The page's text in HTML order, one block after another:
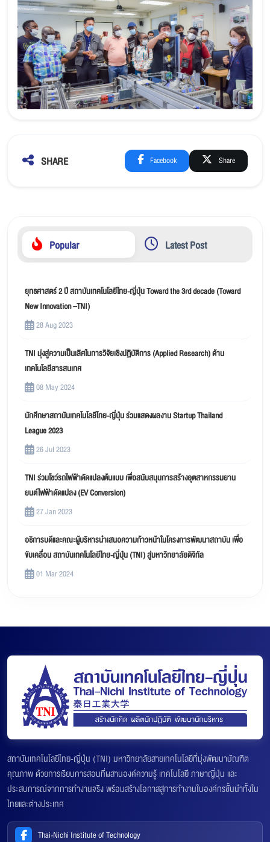
SHARE Facebook Share
Popular Latest Post
ยุทธศาสตร์ 2 ปี สถาบันเทคโนโลยีไทย-ญี่ปุ่น Toward the 3rd decade (Toward
New Innovation –TNI)
28 Aug 2023
TNI มุ่งสู่ความเป็นเลิศในการวิจัยเชิงปฏิบัติการ (Applied Research) ด้าน
เทคโนโลยีสารสนเทศ
08 May 2024
นักศึกษาสถาบันเทคโนโลยีไทย-ญี่ปุ่น ร่วมแสดงผลงาน Startup Thailand
League 2023
26 Jul 2023
TNI ร่วมโชว์รถไฟฟ้าดัดแปลงต้นแบบ เพื่อสนับสนุนการสร้างอุตสาหกรรมยาน
ยนต์ไฟฟ้าดัดแปลง (EV Conversion)
27 Jan 2023
อธิการบดีและคณะผู้บริหารนำเสนอความก้าวหน้าในโครงการพัฒนาสถาบัน เพื่อ
ขับเคลื่อน สถาบันเทคโนโลยีไทย-ญี่ปุ่น (TNI) สู่มหาวิทยาลัยดิจิทัล
01 Mar 2024
สถาบันเทคโนโลยีไทย-ญี่ปุ่น (TNI) มหาวิทยาลัยสายเทคโนโลยีที่มุ่งพัฒนาบัณฑิต
คุณภาพ ด้วยการเรียนการสอนที่ผสานองค์ความรู้ เทคโนโลยี ภาษาญี่ปุ่น และ
ประสบการณ์จากการทำงานจริง พร้อมสร้างโอกาสสู่การทำงานในองค์กรชั้นนำทั้งใน
ไทยและต่างประเทศ
Thai-Nichi Institute of Technology